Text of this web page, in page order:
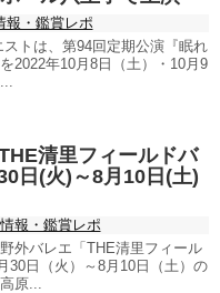
報・鑑賞レポ
トは、第94回定期公演『眠れ
2022年10月8日（土）・10月9
清里フィールドバ
日(火)～8月10日(土)
報・鑑賞レポ
外バレエ「THE清里フィール
30日（火）～8月10日（土）の
原...